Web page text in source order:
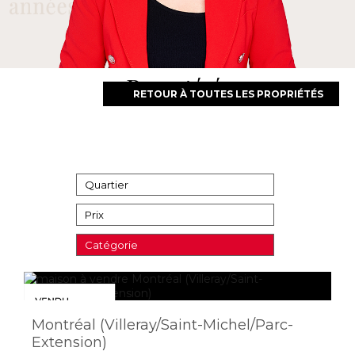
Propriétés
RETOUR À TOUTES LES PROPRIÉTÉS
Quartier
Prix
Catégorie
Montréal (Villeray/Saint-Michel/Parc-
Extension)